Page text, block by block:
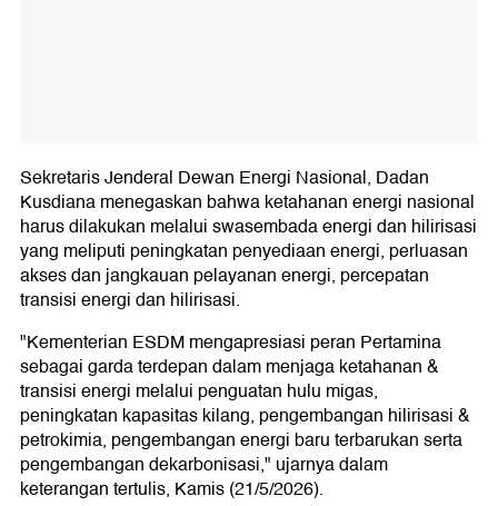
Sekretaris Jenderal Dewan Energi Nasional, Dadan
Kusdiana menegaskan bahwa ketahanan energi nasional
harus dilakukan melalui swasembada energi dan hilirisasi
yang meliputi peningkatan penyediaan energi, perluasan
akses dan jangkauan pelayanan energi, percepatan
transisi energi dan hilirisasi.
"Kementerian ESDM mengapresiasi peran Pertamina
sebagai garda terdepan dalam menjaga ketahanan &
transisi energi melalui penguatan hulu migas,
peningkatan kapasitas kilang, pengembangan hilirisasi &
petrokimia, pengembangan energi baru terbarukan serta
pengembangan dekarbonisasi," ujarnya dalam
keterangan tertulis, Kamis (21/5/2026).